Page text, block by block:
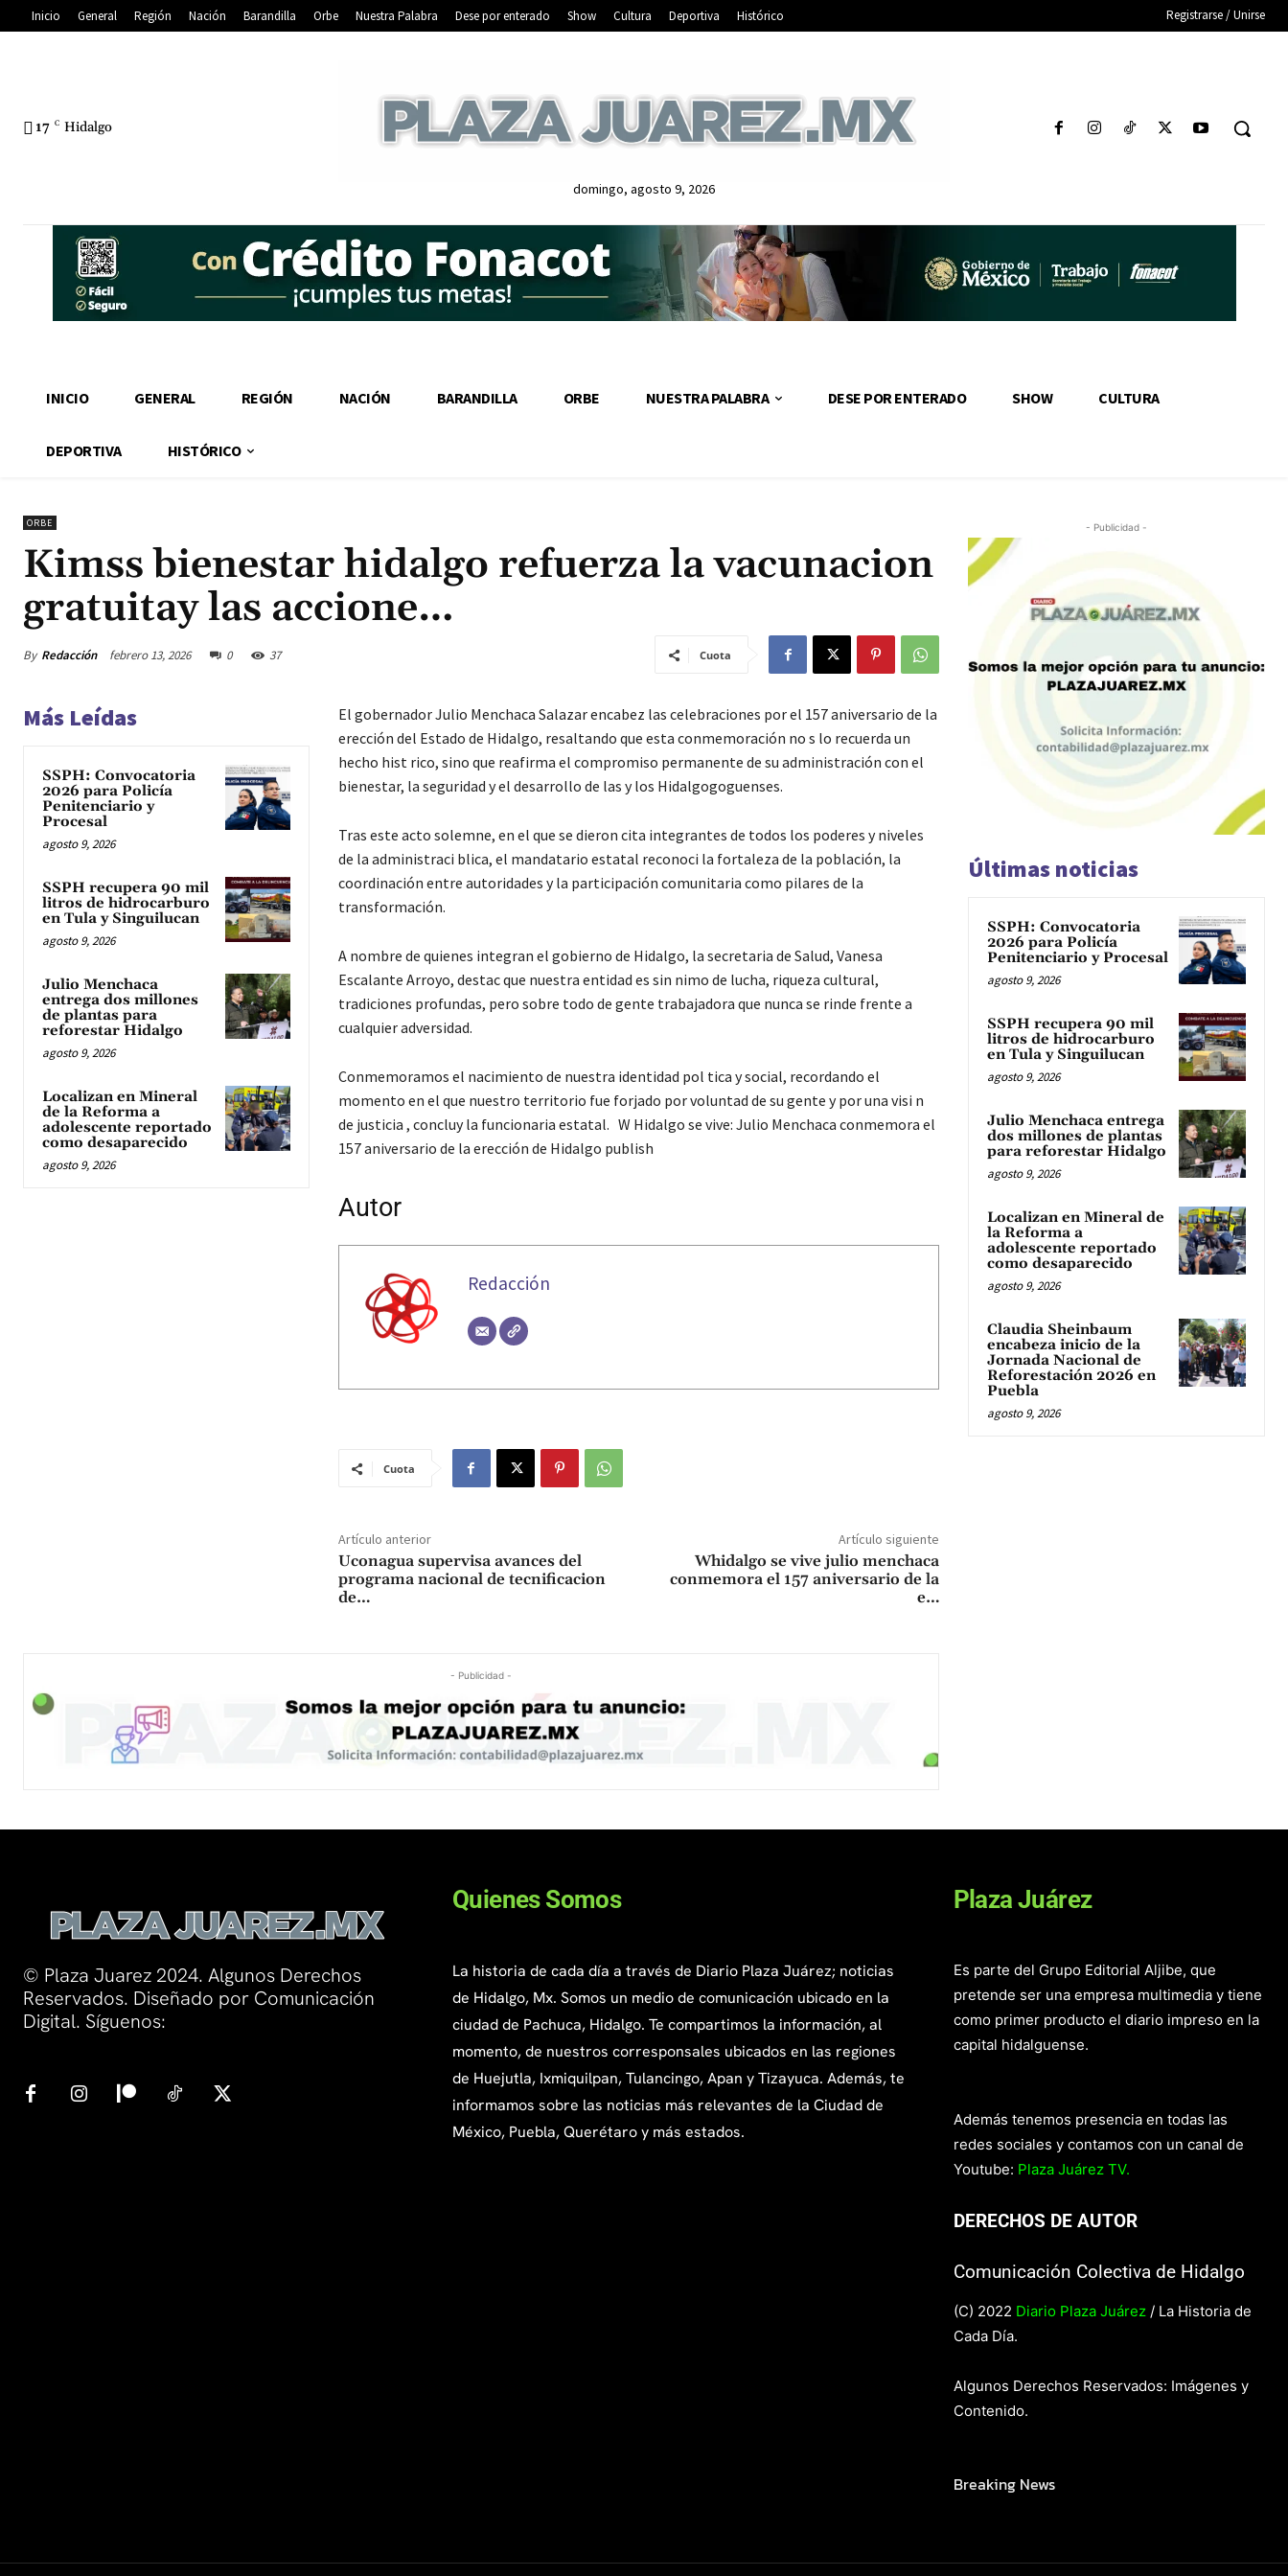
Inicio General Región Nación Barandilla Orbe Nuestra Palabra Dese por enterado Show Cultura Deportiva Histórico Registrarse / Unirse
17 C Hidalgo
domingo, agosto 9, 2026
INICIO GENERAL REGIÓN NACIÓN BARANDILLA ORBE NUESTRA PALABRA DESE POR ENTERADO SHOW CULTURA
DEPORTIVA HISTÓRICO
ORBE
Kimss bienestar hidalgo refuerza la vacunacion
gratuitay las accione…
By Redacción febrero 13, 2026 0 37 Cuota
Más Leídas
SSPH: Convocatoria
2026 para Policía
Penitenciario y
Procesal
agosto 9, 2026
SSPH recupera 90 mil
litros de hidrocarburo
en Tula y Singuilucan
agosto 9, 2026
Julio Menchaca
entrega dos millones
de plantas para
reforestar Hidalgo
agosto 9, 2026
Localizan en Mineral
de la Reforma a
adolescente reportado
como desaparecido
agosto 9, 2026
El gobernador Julio Menchaca Salazar encabez las celebraciones por el 157 aniversario de la
erección del Estado de Hidalgo, resaltando que esta conmemoración no s lo recuerda un
hecho hist rico, sino que reafirma el compromiso permanente de su administración con el
bienestar, la seguridad y el desarrollo de las y los Hidalgogoguenses.
Tras este acto solemne, en el que se dieron cita integrantes de todos los poderes y niveles
de la administraci blica, el mandatario estatal reconoci la fortaleza de la población, la
coordinación entre autoridades y la participación comunitaria como pilares de la
transformación.
A nombre de quienes integran el gobierno de Hidalgo, la secretaria de Salud, Vanesa
Escalante Arroyo, destac que nuestra entidad es sin nimo de lucha, riqueza cultural,
tradiciones profundas, pero sobre todo de gente trabajadora que nunca se rinde frente a
cualquier adversidad.
Conmemoramos el nacimiento de nuestra identidad pol tica y social, recordando el
momento en el que nuestro territorio fue forjado por voluntad de su gente y por una visi n
de justicia , concluy la funcionaria estatal. W Hidalgo se vive: Julio Menchaca conmemora el
157 aniversario de la erección de Hidalgo publish
Autor
Redacción
Cuota
Artículo anterior
Uconagua supervisa avances del
programa nacional de tecnificacion
de…
Artículo siguiente
Whidalgo se vive julio menchaca
conmemora el 157 aniversario de la
e…
- Publicidad -
- Publicidad -
Últimas noticias
SSPH: Convocatoria
2026 para Policía
Penitenciario y Procesal
agosto 9, 2026
SSPH recupera 90 mil
litros de hidrocarburo
en Tula y Singuilucan
agosto 9, 2026
Julio Menchaca entrega
dos millones de plantas
para reforestar Hidalgo
agosto 9, 2026
Localizan en Mineral de
la Reforma a
adolescente reportado
como desaparecido
agosto 9, 2026
Claudia Sheinbaum
encabeza inicio de la
Jornada Nacional de
Reforestación 2026 en
Puebla
agosto 9, 2026
© Plaza Juarez 2024. Algunos Derechos
Reservados. Diseñado por Comunicación
Digital. Síguenos:
Quienes Somos
La historia de cada día a través de Diario Plaza Juárez; noticias
de Hidalgo, Mx. Somos un medio de comunicación ubicado en la
ciudad de Pachuca, Hidalgo. Te compartimos la información, al
momento, de nuestros corresponsales ubicados en las regiones
de Huejutla, Ixmiquilpan, Tulancingo, Apan y Tizayuca. Además, te
informamos sobre las noticias más relevantes de la Ciudad de
México, Puebla, Querétaro y más estados.
Plaza Juárez
Es parte del Grupo Editorial Aljibe, que
pretende ser una empresa multimedia y tiene
como primer producto el diario impreso en la
capital hidalguense.
Además tenemos presencia en todas las
redes sociales y contamos con un canal de
Youtube: Plaza Juárez TV.
DERECHOS DE AUTOR
Comunicación Colectiva de Hidalgo
(C) 2022 Diario Plaza Juárez / La Historia de
Cada Día.
Algunos Derechos Reservados: Imágenes y
Contenido.
Breaking News